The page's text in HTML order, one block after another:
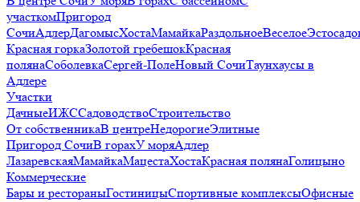
участкомПригород
СочиАдлерДагомысХостаМамайкаРаздольноеВеселое
Красная горкаЗолотой гребешокКрасная
полянаСоболевкаСергей-ПолеНовый СочиТаунхаусы в
Адлере
Участки
ДачныеИЖССадоводствоСтроительство
От собственникаВ центреНедорогиеЭлитные
Пригород СочиВ горахУ моряАдлер
ЛазаревскаяМамайкаМацестаХостаКрасная полянаГолицыно
Коммерческие
Бары и рестораныГостиницыСпортивные комплексыОфисные